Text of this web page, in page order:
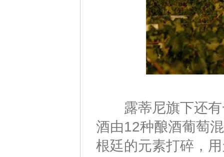
露蒂尼旗下还有
酒由12种酿酒葡萄
根廷的元素打碎，